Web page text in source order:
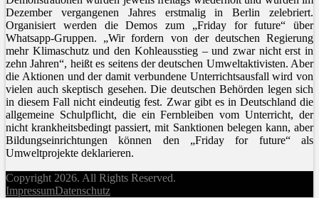
Dezember vergangenen Jahres erstmalig in Berlin zelebriert.
Organisiert werden die Demos zum „Friday for future“ über
Whatsapp-Gruppen. „Wir fordern von der deutschen Regierung
mehr Klimaschutz und den Kohleausstieg – und zwar nicht erst in
zehn Jahren“, heißt es seitens der deutschen Umweltaktivisten. Aber
die Aktionen und der damit verbundene Unterrichtsausfall wird von
vielen auch skeptisch gesehen. Die deutschen Behörden legen sich
in diesem Fall nicht eindeutig fest. Zwar gibt es in Deutschland die
allgemeine Schulpflicht, die ein Fernbleiben vom Unterricht, der
nicht krankheitsbedingt passiert, mit Sanktionen belegen kann, aber
Bildungseinrichtungen können den „Friday for future“ als
Umweltprojekte deklarieren.
Copyright 2026. All Rights Reserved.
ImpressumDatenschutz